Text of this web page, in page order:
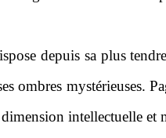
depuis sa plus
ombres mystérieuses.
intellectuelle